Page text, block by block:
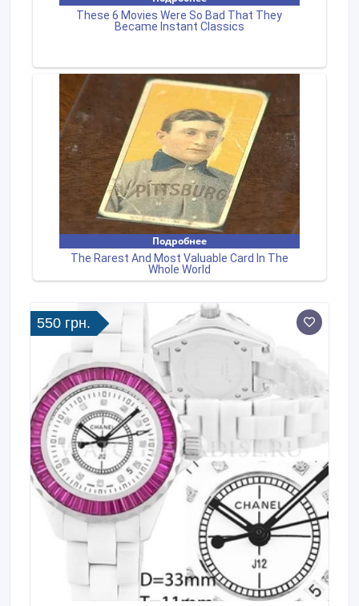
550 грн.